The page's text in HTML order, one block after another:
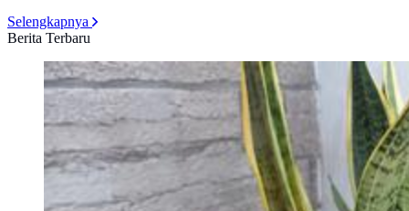
Selengkapnya
Berita Terbaru